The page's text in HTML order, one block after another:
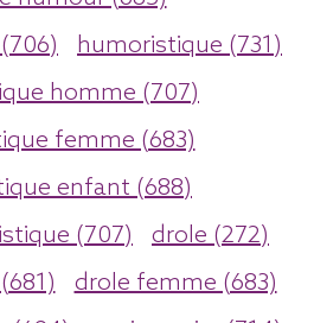
humoristique (731)
homme (707)
femme (683)
enfant (688)
(707)
drole (272)
drole femme (683)